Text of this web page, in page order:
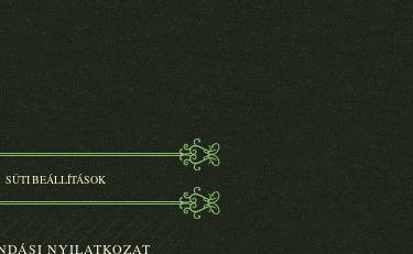
LENGYELORSZÁG
TÖRTÉNELME
MAGYAR
VONATKOZÁSOKKAL
KONRAD
Eredeti ár:
5 900.-